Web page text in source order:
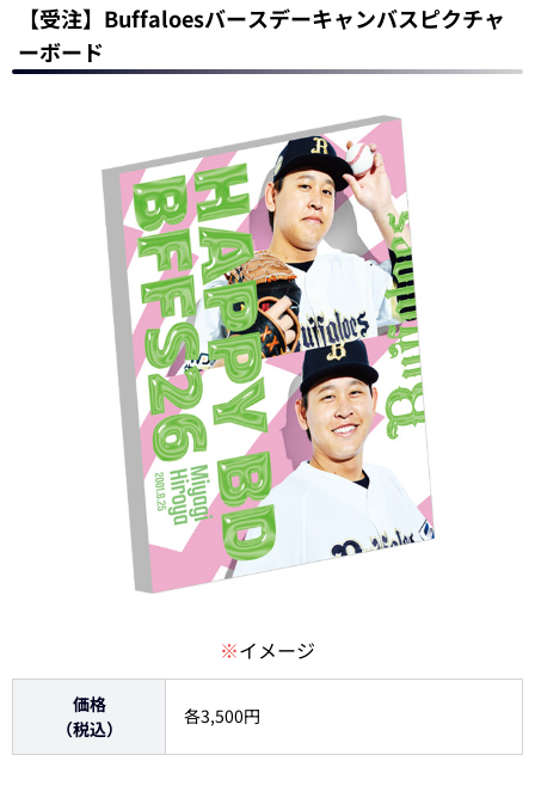
【受注】Buffaloesバースデーキャンバスピクチャ
ーボード
※イメージ
価格
（税込）
各3,500円